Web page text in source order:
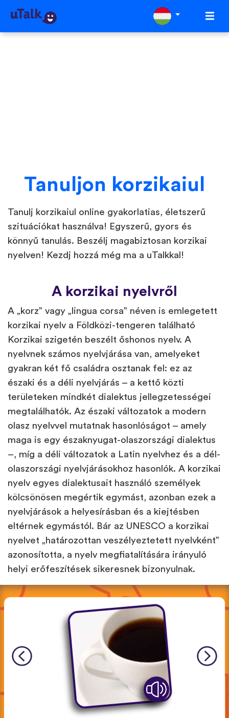
Tanuljon korzikaiul
Tanulj korzikaiul online gyakorlatias, életszerű
szituációkat használva! Egyszerű, gyors és
könnyű tanulás. Beszélj magabiztosan korzikai
nyelven! Kezdj hozzá még ma a uTalkkal!
A korzikai nyelvről
A „korz” vagy „lingua corsa” néven is emlegetett
korzikai nyelv a Földközi-tengeren található
Korzikai szigetén beszélt őshonos nyelv. A
nyelvnek számos nyelvjárása van, amelyeket
gyakran két fő családra osztanak fel: ez az
északi és a déli nyelvjárás – a kettő közti
területeken mindkét dialektus jellegzetességei
megtalálhatók. Az északi változatok a modern
olasz nyelvvel mutatnak hasonlóságot – amely
maga is egy északnyugat-olaszországi dialektus
–, míg a déli változatok a Latin nyelvhez és a dél-
olaszországi nyelvjárásokhoz hasonlók. A korzikai
nyelv egyes dialektusait használó személyek
kölcsönösen megértik egymást, azonban ezek a
nyelvjárások a helyesírásban és a kiejtésben
eltérnek egymástól. Bár az UNESCO a korzikai
nyelvet „határozottan veszélyeztetett nyelvként”
azonosította, a nyelv megfiatalítására irányuló
helyi erőfeszítések sikeresnek bizonyulnak.